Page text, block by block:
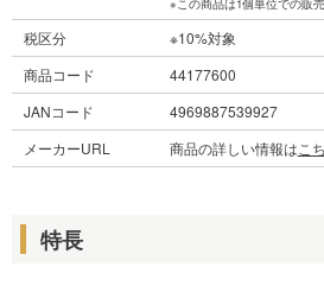
税区分
※10%対象
商品コード
44177600
JANコード
4969887539927
メーカーURL
商品の詳しい情報は こ
特長